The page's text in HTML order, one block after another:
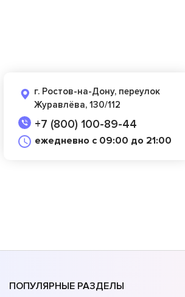
г. Ростов-на-Дону, переулок
Журавлёва, 130/112
+7 (800) 100-89-44
ежедневно с 09:00 до 21:00
ПОПУЛЯРНЫЕ РАЗДЕЛЫ